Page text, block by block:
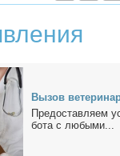
Вы­зов
Предо­став­ля­ем
бо­та с лю­бы­ми...